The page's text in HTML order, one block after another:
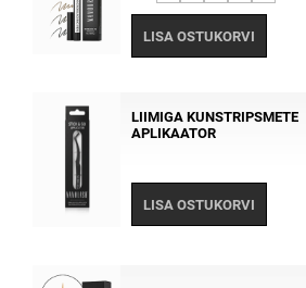
LISA OSTUKORVI
LIIMIGA KUNSTRIPSMETE
APLIKAATOR
LISA OSTUKORVI